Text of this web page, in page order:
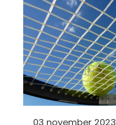
03 november 2023